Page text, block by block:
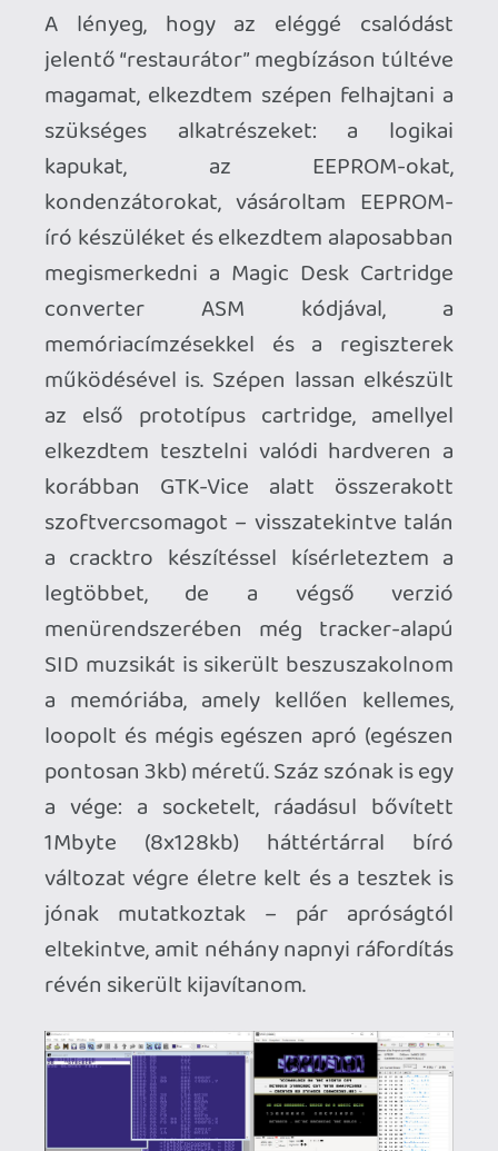
és rasztercsíkokkal variál a képernyőn és
fontos volt az is, hogy az ott levő üzenet
tényleg közvetlen és a játékosnak
címzett legyen. A demót napokig
próbálgattam, mire elérte a végleges
formáját, aztán jött a tömörítés
(crunching) és az optimalizáció, hogy ne
csak emulátorban, de valódi vason is
megfelelően fusson, de azért spóroljak a
féle (nyugodjék békében) 1541SD floppy
drive emulátort és a monitor programot
használtam – no meg a PC-re készült
DirMastert, amellyel tökéletesen lehet
lemezképfájlokat és mindenféle
fájlstruktúrás hókuszpókuszt készíteni.
Mikor a demó már nem fagyott ki a
memóriacímzés miatt, úgy kellett az
indítórutint módosítani hozzá, hogy ne
arra a területre írjon, amelyik a Magic
Desk menü asm loaderjének fenntartott
tartomány – ezzel is elbíbelődtem
néhány órát, de sikerült átalakítani a
betöltőrutint úgy, hogy ne üsse egymást
a kettő.
HW
Mikor megvoltam ezzel is, jöhetett a
valódi forrasztás: az első tesztpéldányon
sokat bíbelődtem, mert ezzel teszteltem